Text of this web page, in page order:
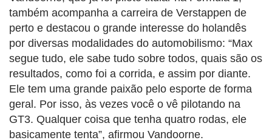
também acompanha a carreira de Verstappen de
perto e destacou o grande interesse do holandês
por diversas modalidades do automobilismo: “Max
segue tudo, ele sabe tudo sobre todos, quais são os
resultados, como foi a corrida, e assim por diante.
Ele tem uma grande paixão pelo esporte de forma
geral. Por isso, às vezes você o vê pilotando na
GT3. Qualquer coisa que tenha quatro rodas, ele
basicamente tenta”, afirmou Vandoorne.